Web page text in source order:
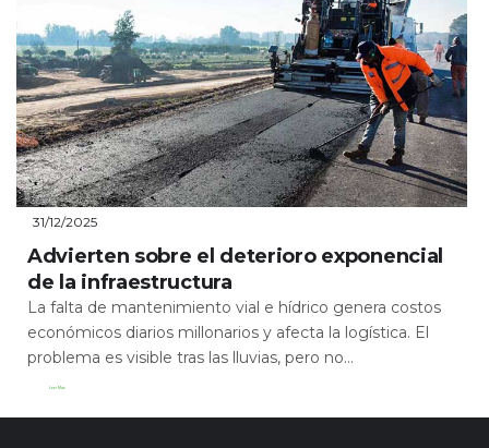
31/12/2025
Advierten sobre el deterioro exponencial
de la infraestructura
La falta de mantenimiento vial e hídrico genera costos
económicos diarios millonarios y afecta la logística. El
problema es visible tras las lluvias, pero no...
Leer Más